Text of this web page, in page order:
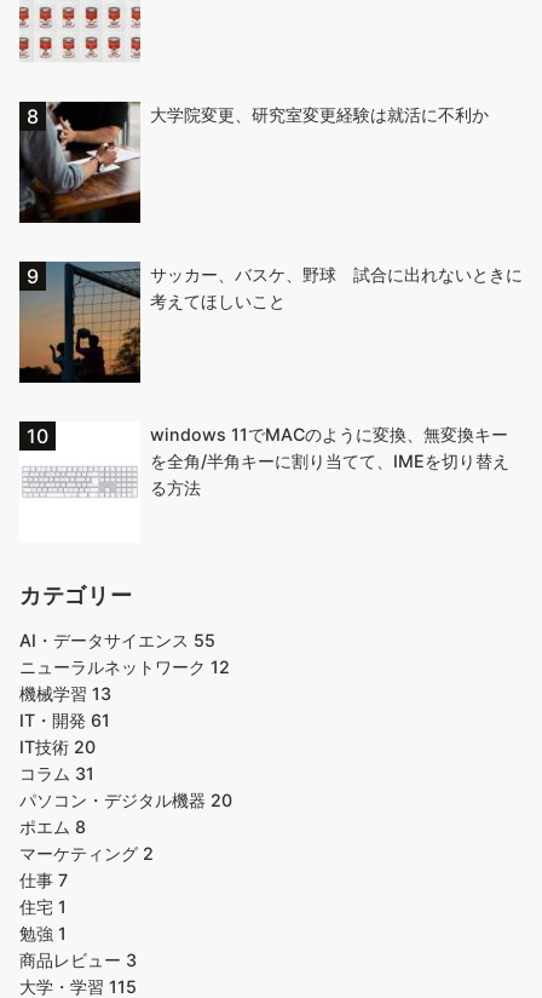
大学院変更、研究室変更経験は就活に不利か
サッカー、バスケ、野球 試合に出れないときに
考えてほしいこと
windows 11でMACのように変換、無変換キー
を全角/半角キーに割り当てて、IMEを切り替え
る方法
カテゴリー
AI・データサイエンス 55
ニューラルネットワーク 12
機械学習 13
IT・開発 61
IT技術 20
コラム 31
パソコン・デジタル機器 20
ポエム 8
マーケティング 2
仕事 7
住宅 1
勉強 1
商品レビュー 3
大学・学習 115